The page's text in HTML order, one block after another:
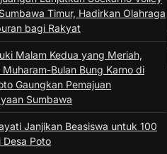
Timur, Hadirkan Olahraga
bagi Rakyat
Malam Kedua yang Meriah,
Muharam-Bulan Bung Karno di
Gaungkan Pemajuan
Sumbawa
Janjikan Beasiswa untuk 100
Desa Poto